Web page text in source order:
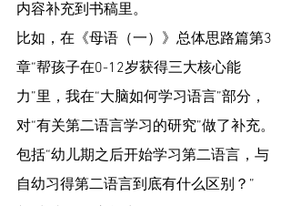
内容补充到书稿里。
比如，在《母语（一）》总体思路篇第3
章“帮孩子在0-12岁获得三大核心能
力”里，我在“大脑如何学习语言”部分，
对“有关第二语言学习的研究”做了补充。
包括“幼儿期之后开始学习第二语言，与
自幼习得第二语言到底有什么区别？”